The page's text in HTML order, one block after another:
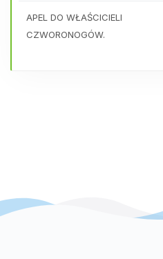
APEL DO WŁAŚCICIELI
CZWORONOGÓW.